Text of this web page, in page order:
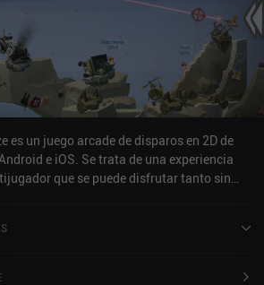
es un juego arcade de disparos en 2D de
e iOS. Se trata de una experiencia
que se puede disfrutar tanto sin
en Google Play y de 3,5 sobre 5,0 en la